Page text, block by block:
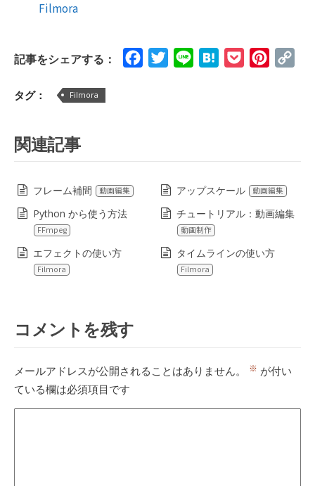
Filmora
記事をシェアする： FacebookTwitterLine HatenaPocket
タグ： Filmora
関連記事
フレーム補間 動画編集 アップスケール 動画編集
Python から使う方法
FFmpeg
チュートリアル：動画編集
動画制作
エフェクトの使い方
Filmora
タイムラインの使い方
Filmora
コメントを残す
メールアドレスが公開されることはありません。 ※ が付い
ている欄は必須項目です